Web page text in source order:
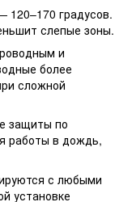
120–170 градусов.
слепые зоны.
и
более
сложной
защиты по
работы в дождь,
с любыми
установке